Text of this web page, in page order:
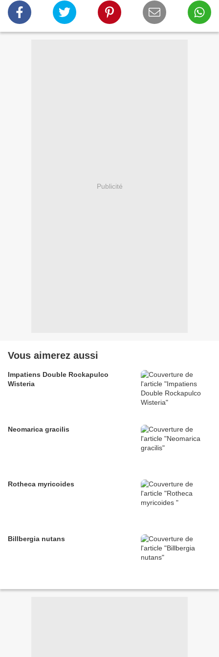
Publicité
Vous aimerez aussi
Impatiens Double Rockapulco
Wisteria
Neomarica gracilis
Rotheca myricoides
Billbergia nutans